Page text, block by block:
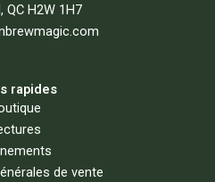
QC H2W 1H7
rapides
de vente